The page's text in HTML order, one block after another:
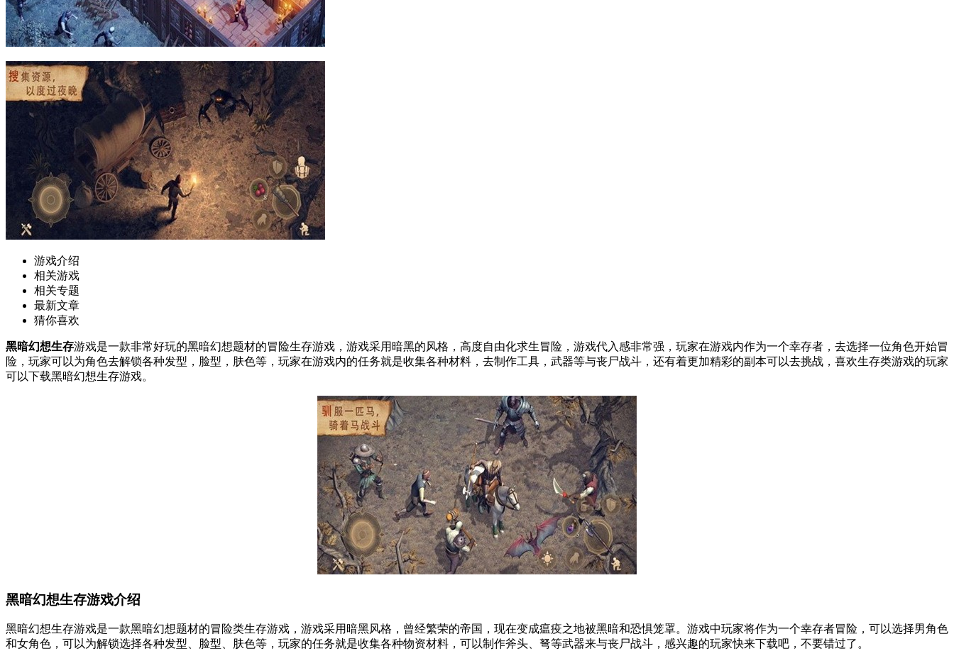
游戏介绍
相关游戏
相关专题
最新文章
猜你喜欢
黑暗幻想生存游戏是一款非常好玩的黑暗幻想题材的冒险生存游戏，游戏采用暗黑的风格，高度自由化求生冒险，游戏代入感非常强，玩家在游戏内作为一个幸存者，去选择一位角色开始冒
险，玩家可以为角色去解锁各种发型，脸型，肤色等，玩家在游戏内的任务就是收集各种材料，去制作工具，武器等与丧尸战斗，还有着更加精彩的副本可以去挑战，喜欢生存类游戏的玩家
可以下载黑暗幻想生存游戏。
黑暗幻想生存游戏介绍
黑暗幻想生存游戏是一款黑暗幻想题材的冒险类生存游戏，游戏采用暗黑风格，曾经繁荣的帝国，现在变成瘟疫之地被黑暗和恐惧笼罩。游戏中玩家将作为一个幸存者冒险，可以选择男角色
和女角色，可以为解锁选择各种发型、脸型、肤色等，玩家的任务就是收集各种物资材料，可以制作斧头、弩等武器来与丧尸战斗，感兴趣的玩家快来下载吧，不要错过了。